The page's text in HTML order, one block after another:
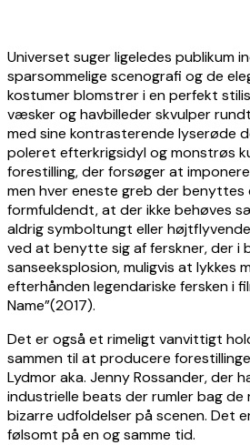
Universet suger ligeledes publikum
sparsommelige scenografi og de
kostumer blomstrer i en perfekt
væsker og havbilleder skvulper
med sine kontrasterende lyserøde
poleret efterkrigsidyl og monstrøs
forestilling, der forsøger at imponere
men hver eneste greb der benyttes
formfuldendt, at der ikke behøves
aldrig symboltungt eller
ved at benytte sig af ferskner, der
sanseeksplosion, muligvis at lykkes
efterhånden legendariske fersken i
Name”(2017).
Det er også et rimeligt vanvittigt
sammen til at producere
Lydmor aka. Jenny Rossander, der
industrielle beats der rumler bag de
bizarre udfoldelser på scenen. Det
følsomt på en og samme tid.